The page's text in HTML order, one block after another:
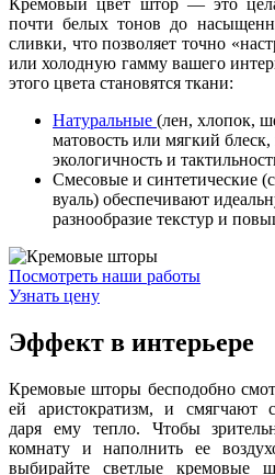
почти белых тонов до
сливки, что позволяет точно
или холодную гамму вашего
этого цвета становятся ткани:
Натуральные (лен, хлопок,
матовость или мягкий
экологичность и
Смесовые и синтетические
вуаль) обеспечивают
разнообразие текстур и
Посмотреть наши работы
Узнать цену
Эффект в интерьере
Кремовые шторы бесподобно
ей аристократизм, и смягчают
даря ему тепло. Чтобы
комнату и наполнить ее
выбирайте светлые кремовые